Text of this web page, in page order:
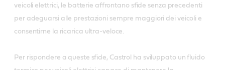
veicoli elettrici, le batterie affrontano sfide senza precedenti
per adeguarsi alle prestazioni sempre maggiori dei veicoli e
consentirne la ricarica ultra-veloce.
Per rispondere a queste sfide, Castrol ha sviluppato un fluido